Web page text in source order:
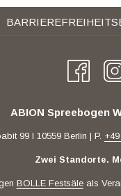
ABION Spreebogen
99 I 10559 Berlin | P.
Zwei Standorte.
BOLLE Festsäleals